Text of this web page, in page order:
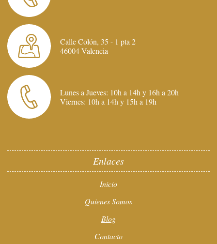
Calle Colón, 35 - 1 pta 2
46004 Valencia
Lunes a Jueves: 10h a 14h y 16h a 20h
Viernes: 10h a 14h y 15h a 19h
Enlaces
Inicio
Quienes Somos
Blog
Contacto